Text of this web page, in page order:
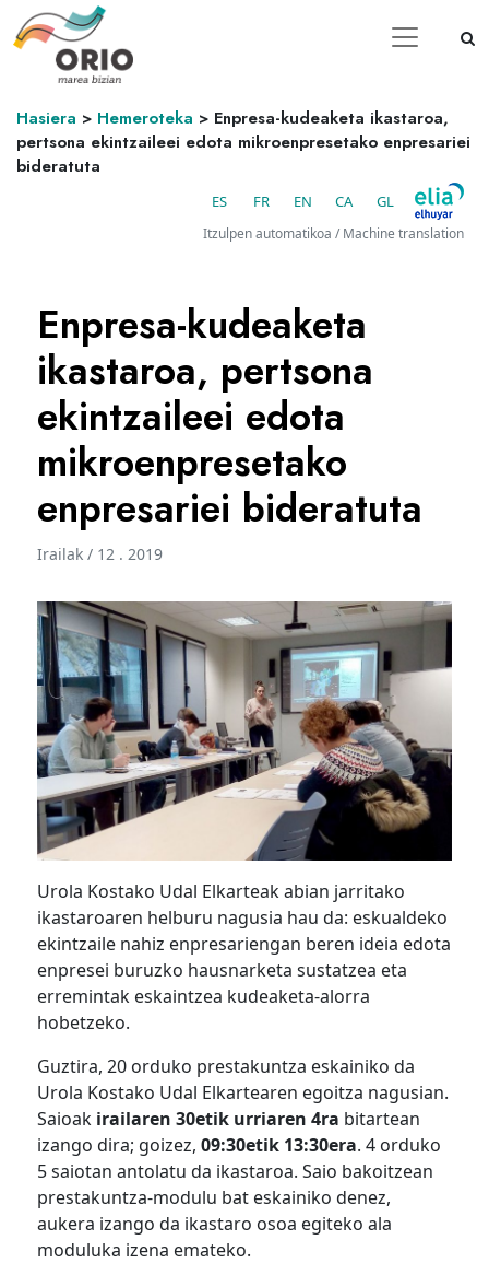
Hasiera > Hemeroteka > Enpresa-kudeaketa ikastaroa,
pertsona ekintzaileei edota mikroenpresetako enpresariei
bideratuta
ES FR EN CA GL
Itzulpen automatikoa / Machine translation
Enpresa-kudeaketa
ikastaroa, pertsona
ekintzaileei edota
mikroenpresetako
enpresariei bideratuta
Irailak / 12 . 2019
Urola Kostako Udal Elkarteak abian jarritako
ikastaroaren helburu nagusia hau da: eskualdeko
ekintzaile nahiz enpresariengan beren ideia edota
enpresei buruzko hausnarketa sustatzea eta
erremintak eskaintzea kudeaketa-alorra
hobetzeko.
Guztira, 20 orduko prestakuntza eskainiko da
Urola Kostako Udal Elkartearen egoitza nagusian.
Saioak irailaren 30etik urriaren 4ra bitartean
izango dira; goizez,09:30etik 13:30era. 4 orduko
5 saiotan antolatu da ikastaroa. Saio bakoitzean
prestakuntza-modulu bat eskainiko denez,
aukera izango da ikastaro osoa egiteko ala
moduluka izena emateko.